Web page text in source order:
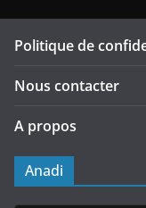
Politique de
Nous contacter
A propos
Anadi